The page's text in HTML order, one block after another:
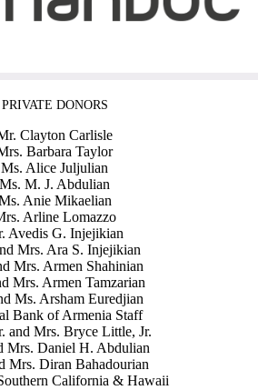
PRIVATE DONORS
Clayton Carlisle
Barbara Taylor
Ms. Alice Juljulian
Ms. M. J. Abdulian
Anie Mikaelian
Arline Lomazzo
Avedis G. Injejikian
Mrs. Ara S. Injejikian
Mrs. Armen Shahinian
Mrs. Armen Tamzarian
Ms. Arsham Euredjian
Bank of Armenia Staff
and Mrs. Bryce Little, Jr.
Mrs. Daniel H. Abdulian
Mrs. Diran Bahadourian
California & Hawaii